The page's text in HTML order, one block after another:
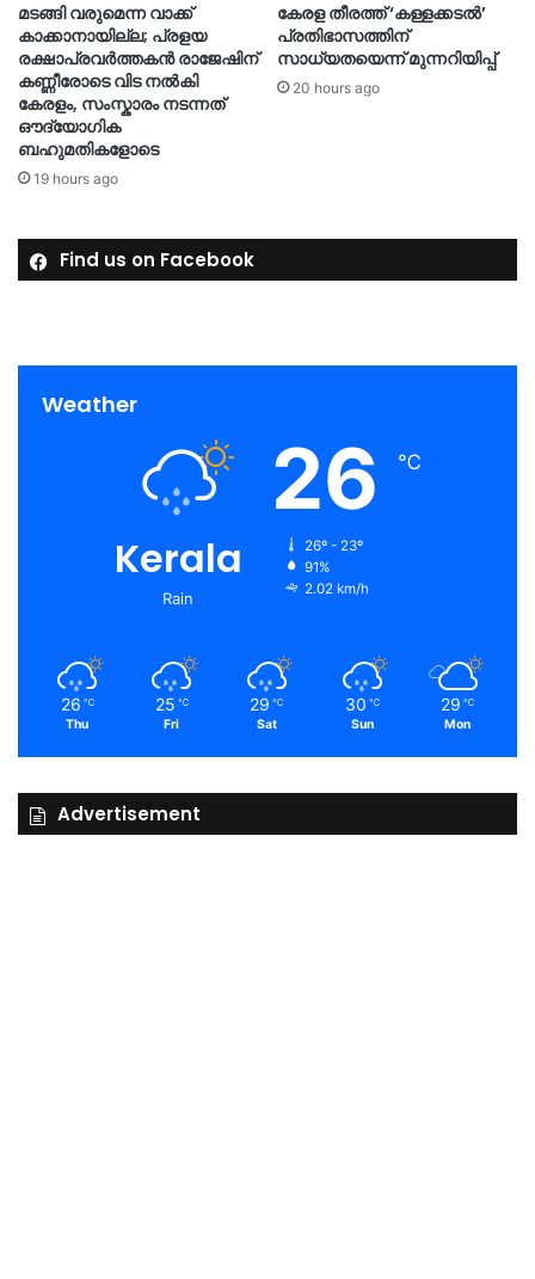
മടങ്ങി വരുമെന്ന വാക്ക്
കാക്കാനായില്ല; പ്രളയ
രക്ഷാപ്രവർത്തകൻ രാജേഷിന്
കണ്ണീരോടെ വിട നൽകി
കേരളം, സംസ്കാരം നടന്നത്
ഔദ്യോ​ഗിക
ബഹുമതികളോടെ
19 hours ago
കേരള തീരത്ത് ‘കള്ളക്കടൽ’
പ്രതിഭാസത്തിന്
സാധ്യതയെന്ന് മുന്നറിയിപ്പ്
20 hours ago
Find us on Facebook
Weather
Kerala
Rain
26 ℃
26º - 23º
91%
2.02 km/h
26 ℃
Thu
25 ℃
Fri
29 ℃
Sat
30 ℃
Sun
29 ℃
Mon
Advertisement